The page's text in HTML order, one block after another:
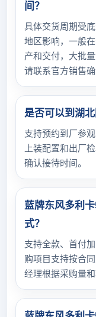
间？
具体交货周期受
地区影响，一般
产和交付，大批
请联系官方销售确
是否可以到湖
支持预约到厂参
上装配置和出厂
确认接待时间。
蓝牌东风多利
式？
支持全款、首付
购项目支持按合
经理根据采购量和